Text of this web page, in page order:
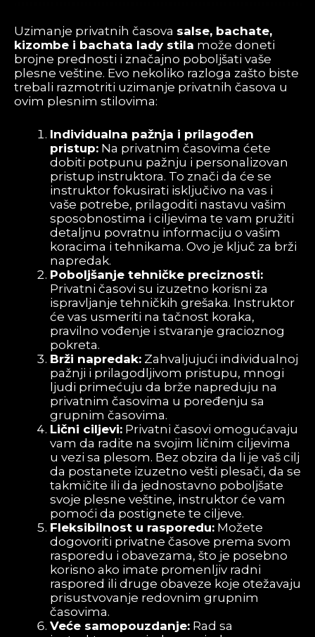
Uzimanje privatnih časova salse, bachate,
kizombe i bachata lady stila može doneti
brojne prednosti i značajno poboljšati vaše
plesne veštine. Evo nekoliko razloga zašto biste
trebali razmotriti uzimanje privatnih časova u
ovim plesnim stilovima:
Individualna pažnja i prilagođen
pristup: Na privatnim časovima ćete
dobiti potpunu pažnju i personalizovan
pristup instruktora. To znači da će se
instruktor fokusirati isključivo na vas i
vaše potrebe, prilagoditi nastavu vašim
sposobnostima i ciljevima te vam pružiti
detaljnu povratnu informaciju o vašim
koracima i tehnikama. Ovo je ključ za brži
napredak.
Poboljšanje tehničke preciznosti:
Privatni časovi su izuzetno korisni za
ispravljanje tehničkih grešaka. Instruktor
će vas usmeriti na tačnost koraka,
pravilno vođenje i stvaranje gracioznog
pokreta.
Brži napredak: Zahvaljujući individualnoj
pažnji i prilagodljivom pristupu, mnogi
ljudi primećuju da brže napreduju na
privatnim časovima u poređenju sa
grupnim časovima.
Lični ciljevi: Privatni časovi omogućavaju
vam da radite na svojim ličnim ciljevima
u vezi sa plesom. Bez obzira da li je vaš cilj
da postanete izuzetno vešti plesači, da se
takmičite ili da jednostavno poboljšate
svoje plesne veštine, instruktor će vam
pomoći da postignete te ciljeve.
Fleksibilnost u rasporedu: Možete
dogovoriti privatne časove prema svom
rasporedu i obavezama, što je posebno
korisno ako imate promenljiv radni
raspored ili druge obaveze koje otežavaju
prisustvovanje redovnim grupnim
časovima.
Veće samopouzdanje: Rad sa